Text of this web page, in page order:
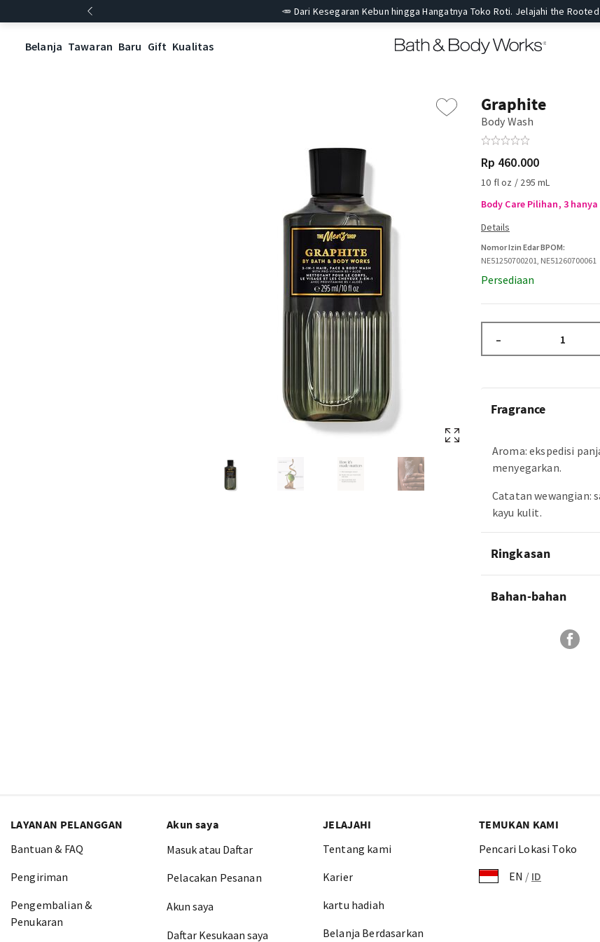
🥕 Dari Kesegaran Kebun hingga Hangatnya Toko Roti. Jelajahi the
Belanja Tawaran Baru Gift Kualitas
Graphite
Body Wash
Rp 460.000
10 fl oz / 295 mL
Body Care Pilihan, 3 hanya
Nomor Izin Edar BPOM:
NE51250700201, NE51260700061
Persediaan
–
Fragrance
Aroma: ekspedisi
menyegarkan.
Catatan wewangian:
kayu kulit.
Ringkasan
Bahan-bahan
LAYANAN PELANGGAN
Bantuan & FAQ
Pengiriman
Pengembalian &
Penukaran
Akun saya
Masuk atau Daftar
Pelacakan Pesanan
Akun saya
Daftar Kesukaan saya
JELAJAHI
Tentang kami
Karier
kartu hadiah
Belanja Berdasarkan
TEMUKAN KAMI
Pencari Lokasi Toko
EN / ID